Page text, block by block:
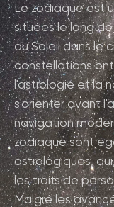
Le zodiaque est
situées le long
du Soleil dans le
constellations
l'astrologie et la
s'orienter avant
navigation
zodiaque sont
astrologiques,
les traits de
Malgré les